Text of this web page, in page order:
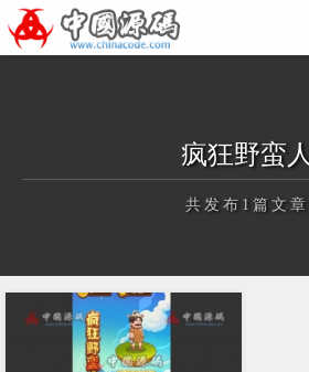
疯狂野蛮人
共发布1篇文章